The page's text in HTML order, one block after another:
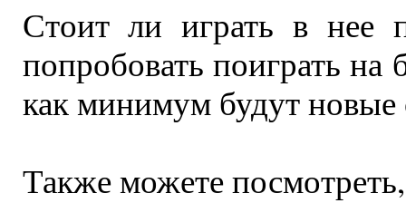
Стоит ли играть в
попробовать поиграть
как минимум будут
Также можете